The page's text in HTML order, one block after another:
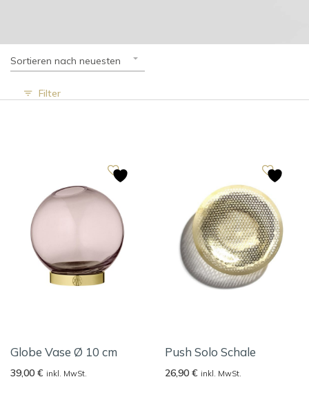
Sortieren nach neuesten
Filter
Globe Vase Ø 10 cm
39,00 € inkl. MwSt.
Push Solo Schale
26,90 € inkl. MwSt.